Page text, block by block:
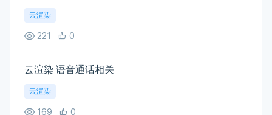
云渲染
221 0
云渲染 语音通话相关
云渲染
169 0